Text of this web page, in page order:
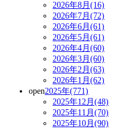
2026年8月(16)
2026年7月(72)
2026年6月(61)
2026年5月(61)
2026年4月(60)
2026年3月(60)
2026年2月(63)
2026年1月(62)
open2025年(771)
2025年12月(48)
2025年11月(70)
2025年10月(90)